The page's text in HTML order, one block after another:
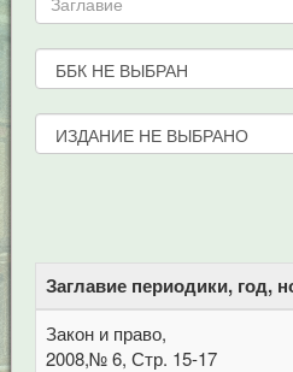
Заглавие периодики, год,
Закон и право,
2008,№ 6, Стр. 15-17